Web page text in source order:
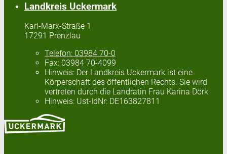
Landkreis Uckermark
Karl-Marx-Straße 1
17291 Prenzlau
Telefon: 03984 70-0
Fax: 03984 70-4099
Hinweis: Der Landkreis Uckermark ist eine
Körperschaft des öffentlichen Rechts. Sie wird
vertreten durch die Landrätin Frau Karina Dörk
Hinweis: Ust-IdNr: DE163827811